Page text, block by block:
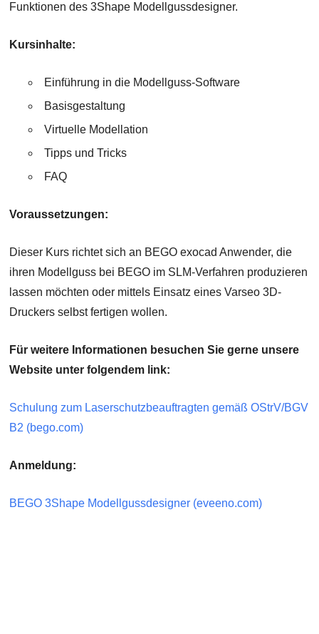
Funktionen des 3Shape Modellgussdesigner.
Kursinhalte:
Einführung in die Modellguss-Software
Basisgestaltung
Virtuelle Modellation
Tipps und Tricks
FAQ
Voraussetzungen:
Dieser Kurs richtet sich an BEGO exocad Anwender, die
ihren Modellguss bei BEGO im SLM-Verfahren produzieren
lassen möchten oder mittels Einsatz eines Varseo 3D-
Druckers selbst fertigen wollen.
Für weitere Informationen besuchen Sie gerne unsere
Website unter folgendem link:
Schulung zum Laserschutzbeauftragten gemäß OStrV/BGV
B2 (bego.com)
Anmeldung:
BEGO 3Shape Modellgussdesigner (eveeno.com)